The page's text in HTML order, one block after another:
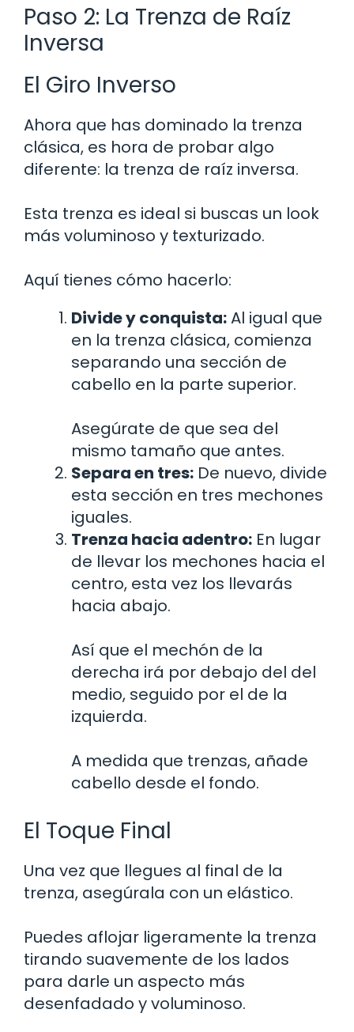
Paso 2: La Trenza de Raíz
Inversa
El Giro Inverso
Ahora que has dominado la trenza
clásica, es hora de probar algo
diferente: la trenza de raíz inversa.
Esta trenza es ideal si buscas un look
más voluminoso y texturizado.
Aquí tienes cómo hacerlo:
Divide y conquista:Al igual que
en la trenza clásica, comienza
separando una sección de
cabello en la parte superior.
Asegúrate de que sea del
mismo tamaño que antes.
Separa en tres: De nuevo, divide
esta sección en tres mechones
iguales.
Trenza hacia adentro: En lugar
de llevar los mechones hacia el
centro, esta vez los llevarás
hacia abajo.
Así que el mechón de la
derecha irá por debajo del del
medio, seguido por el de la
izquierda.
A medida que trenzas, añade
cabello desde el fondo.
El Toque Final
Una vez que llegues al final de la
trenza, asegúrala con un elástico.
Puedes aflojar ligeramente la trenza
tirando suavemente de los lados
para darle un aspecto más
desenfadado y voluminoso.